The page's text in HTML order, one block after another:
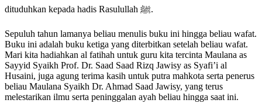
dituduhkan kepada hadis Rasulullah ﷺ.
Sepuluh tahun lamanya beliau menulis buku ini hingga beliau wafat.
Buku ini adalah buku ketiga yang diterbitkan setelah beliau wafat.
Mari kita hadiahkan al fatihah untuk guru kita tercinta Maulana as
Sayyid Syaikh Prof. Dr. Saad Saad Rizq Jawisy as Syafi’i al
Husaini, juga agung terima kasih untuk putra mahkota serta penerus
beliau Maulana Syaikh Dr. Ahmad Saad Jawisy, yang terus
melestarikan ilmu serta peninggalan ayah beliau hingga saat ini.